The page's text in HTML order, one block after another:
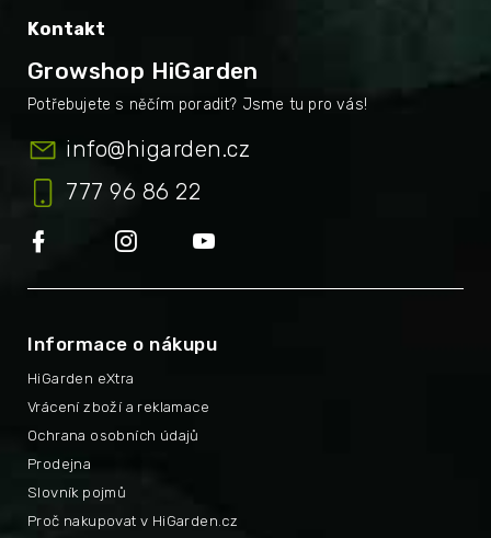
Kontakt
Growshop HiGarden
info@higarden.cz
777 96 86 22
Informace o nákupu
HiGarden eXtra
Proč nakupovat v HiGarden.cz
Vrácení zboží a reklamace
Ochrana osobních údajů
Prodejna
Slovník pojmů